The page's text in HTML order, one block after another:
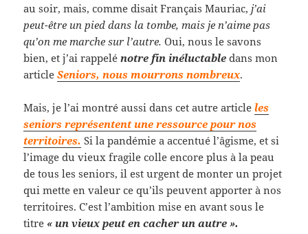
au soir, mais, comme disait Français Mauriac, j’ai
peut-être un pied dans la tombe, mais je n’aime pas
qu’on me marche sur l’autre. Oui, nous le savons
bien, et j’ai rappelénotre fin inéluctable dans mon
articleSeniors, nous mourrons nombreux.
Mais, je l’ai montré aussi dans cet autre articleles
seniors représentent une ressource pour nos
territoires. Si la pandémie a accentué l’âgisme, et si
l’image du vieux fragile colle encore plus à la peau
de tous les seniors, il est urgent de monter un projet
qui mette en valeur ce qu’ils peuvent apporter à nos
territoires. C’est l’ambition mise en avant sous le
titre « un vieux peut en cacher un autre ».